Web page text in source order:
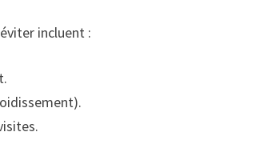
incluent :